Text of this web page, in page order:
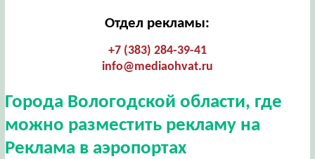
Отдел рекламы:
+7 (383) 284-39-41
info@mediaohvat.ru
Города Вологодской области, где
можно разместить рекламу на
Реклама в аэропортах